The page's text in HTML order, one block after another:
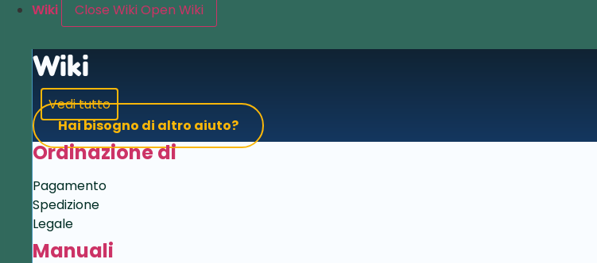
Wiki Close WikiOpen Wiki
Wiki
Vedi tutto
Hai bisogno di altro aiuto?
Ordinazione di
Pagamento
Spedizione
Legale
Manuali